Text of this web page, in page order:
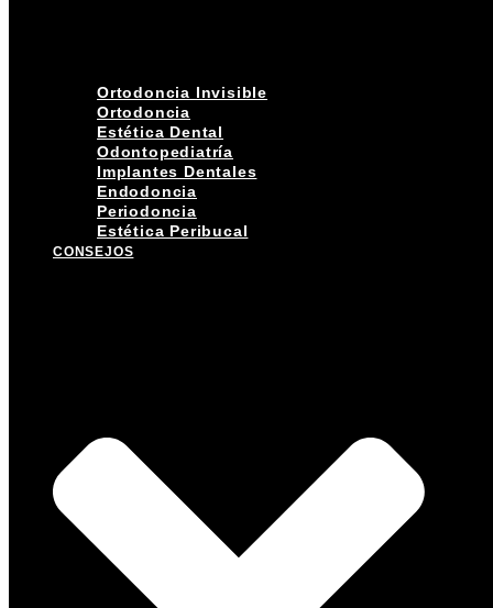
Ortodoncia Invisible
Ortodoncia
Estética Dental
Odontopediatría
Implantes Dentales
Endodoncia
Periodoncia
Estética Peribucal
CONSEJOS